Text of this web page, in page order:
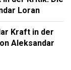
Loran
Kraft in der
Aleksandar